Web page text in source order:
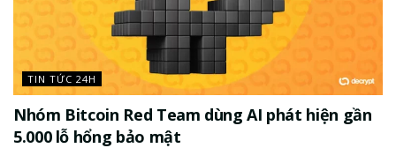
TIN TỨC 24H
Nhóm Bitcoin Red Team dùng AI phát hiện gần
5.000 lỗ hổng bảo mật